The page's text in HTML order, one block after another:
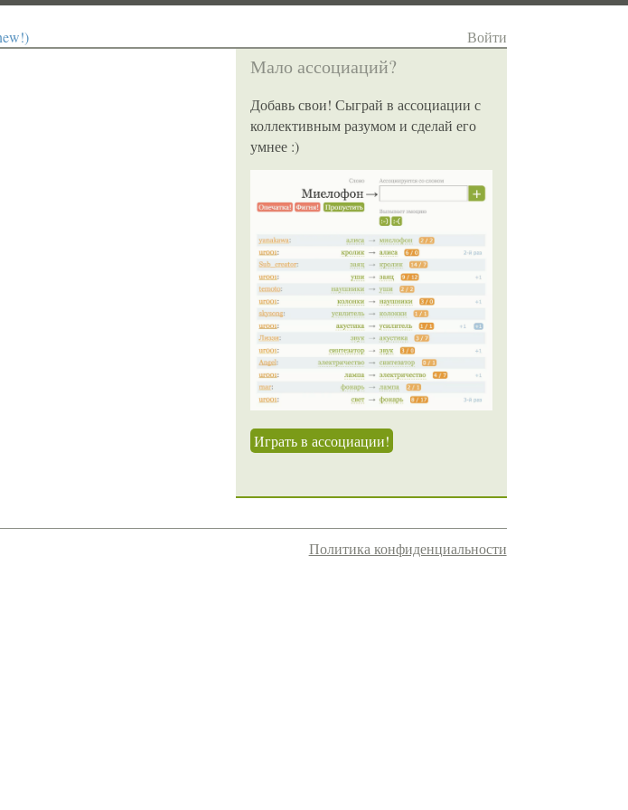
Войти
Мало ассоциаций?
Добавь свои! Сыграй в ассоциации с
коллективным разумом и сделай его
умнее :)
Играть в ассоциации!
Политика конфиденциальности